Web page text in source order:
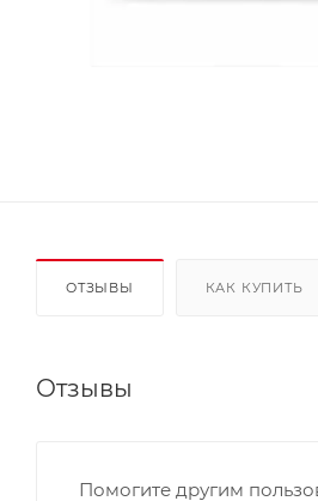
ОТЗЫВЫ КАК КУПИТЬ
Отзывы
Помогите другим